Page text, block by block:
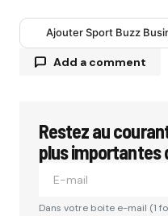
Ajouter Sport Buzz
Add a comment
Votre adresse e-mail
champs obligatoires
Restez au
plus importantes
Dans votre boite e-mail (1